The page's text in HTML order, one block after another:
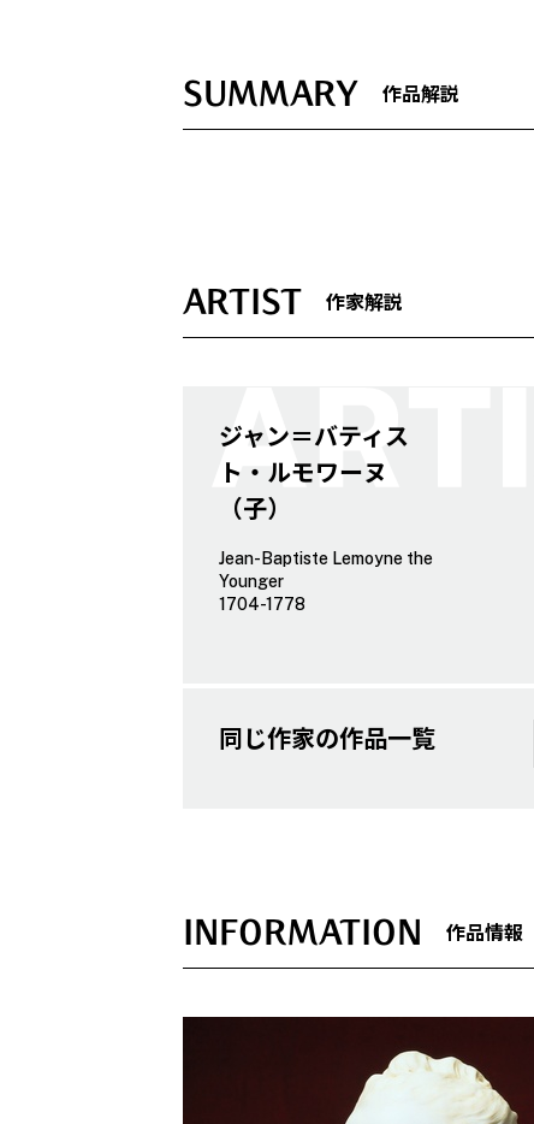
SUMMARY 作品解説
ARTIST 作家解説
ジャン＝バティス
ト・ルモワーヌ
（子）
Jean-Baptiste Lemoyne the
Younger
1704-1778
同じ作家の作品一覧
INFORMATION 作品情報